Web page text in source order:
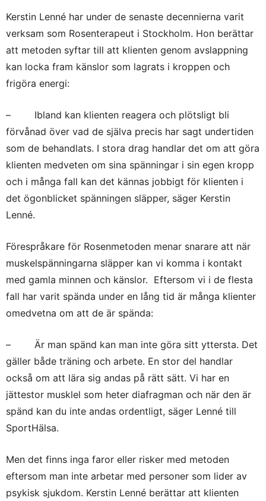
Kerstin Lenné har under de senaste decennierna varit
verksam som Rosenterapeut i Stockholm. Hon berättar
att metoden syftar till att klienten genom avslappning
kan locka fram känslor som lagrats i kroppen och
frigöra energi:
– Ibland kan klienten reagera och plötsligt bli
förvånad över vad de själva precis har sagt undertiden
som de behandlats. I stora drag handlar det om att göra
klienten medveten om sina spänningar i sin egen kropp
och i många fall kan det kännas jobbigt för klienten i
det ögonblicket spänningen släpper, säger Kerstin
Lenné.
Förespråkare för Rosenmetoden menar snarare att när
muskelspänningarna släpper kan vi komma i kontakt
med gamla minnen och känslor. Eftersom vi i de flesta
fall har varit spända under en lång tid är många klienter
omedvetna om att de är spända:
– Är man spänd kan man inte göra sitt yttersta. Det
gäller både träning och arbete. En stor del handlar
också om att lära sig andas på rätt sätt. Vi har en
jättestor musklel som heter diafragman och när den är
spänd kan du inte andas ordentligt, säger Lenné till
SportHälsa.
Men det finns inga faror eller risker med metoden
eftersom man inte arbetar med personer som lider av
psykisk sjukdom. Kerstin Lenné berättar att klienten